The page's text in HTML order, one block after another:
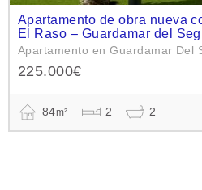
Apartamento de obra nueva
El Raso – Guardamar del
Apartamento en Guardamar Del
225.000€
84m² 2 2